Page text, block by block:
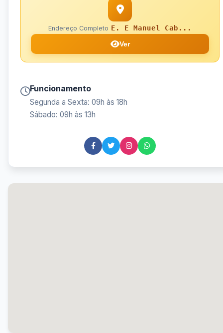
Endereço Completo E. E Manuel Cab...
Ver
Funcionamento
Segunda a Sexta: 09h às 18h
Sábado: 09h às 13h